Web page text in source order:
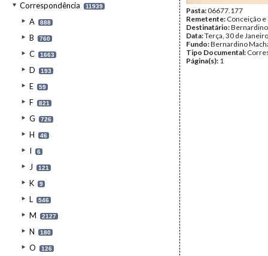
Correspondência 11939
A 888
B 760
C 1663
D 193
E 59
F 821
G 726
H 46
I 6
J 121
K 9
L 546
M 2127
N 180
O 126
Pasta:06677.177
Remetente: Conceição e
Destinatário:
Data:Terça, 30 de
Fundo:Bernardino
Tipo Documental:
Página(s): 1